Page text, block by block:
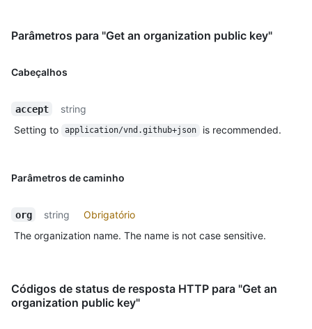
Parâmetros para "Get an organization public key"
Cabeçalhos
accept
string
Setting to
application/vnd.github+json is recommended.
Parâmetros de caminho
org string
Obrigatório
The organization name. The name is not case sensitive.
Códigos de status de resposta HTTP para "Get an
organization public key"